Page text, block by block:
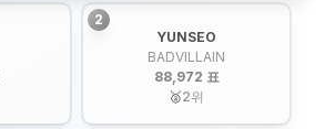
2
YUNSEO
BADVILLAIN
88,972 표
🥈2위